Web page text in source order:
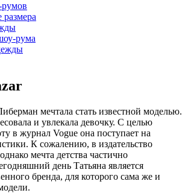
рума
мечтала стать известной моделью.
и увлекала девочку. С целью
в журнал Vogue она поступает на
К сожалению, в издательство
мечта детства частично
день Татьяна является
бренда, для которого сама же и